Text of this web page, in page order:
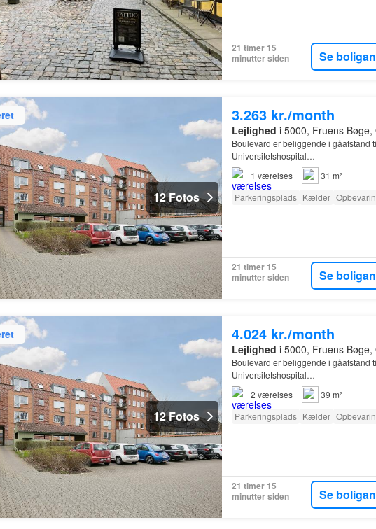
21 timer 15
minutter siden
Se
12 Fotos
3.263 kr./month
Lejlighed i 5000, Fruens
Boulevard er beliggende i gåafstand
Universitetshospital…
1 værelses
31 m²
Parkeringsplads Kælder
21 timer 15
minutter siden
Se
12 Fotos
4.024 kr./month
Lejlighed i 5000, Fruens
Boulevard er beliggende i gåafstand
Universitetshospital…
2 værelses
39 m²
Parkeringsplads Kælder
21 timer 15
minutter siden
Se